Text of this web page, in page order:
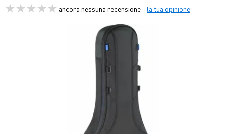
ancora nessuna recensione la tua opinione